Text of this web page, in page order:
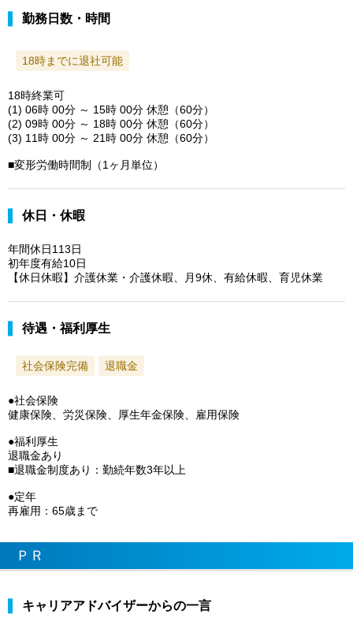
勤務日数・時間
18時までに退社可能
18時終業可
(1) 06時 00分 ～ 15時 00分 休憩（60分）
(2) 09時 00分 ～ 18時 00分 休憩（60分）
(3) 11時 00分 ～ 21時 00分 休憩（60分）
■変形労働時間制（1ヶ月単位）
休日・休暇
年間休日113日
初年度有給10日
【休日休暇】介護休業・介護休暇、月9休、有給休暇、育児休業
待遇・福利厚生
社会保険完備 退職金
●社会保険
健康保険、労災保険、厚生年金保険、雇用保険
●福利厚生
退職金あり
■退職金制度あり：勤続年数3年以上
●定年
再雇用：65歳まで
ＰＲ
キャリアアドバイザーからの一言